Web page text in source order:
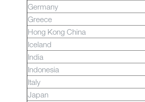
Germany
Greece
Hong Kong China
Iceland
India
Indonesia
Italy
Japan